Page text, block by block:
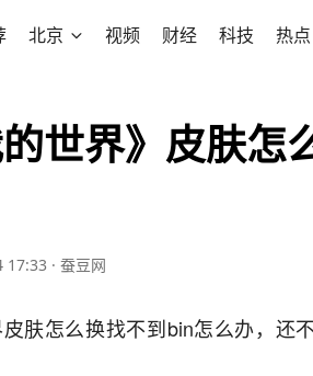
北京 视频 财经 科技 热点
的世界》皮肤
17:33 · 蚕豆网
肤怎么换找不到bin怎么办，还